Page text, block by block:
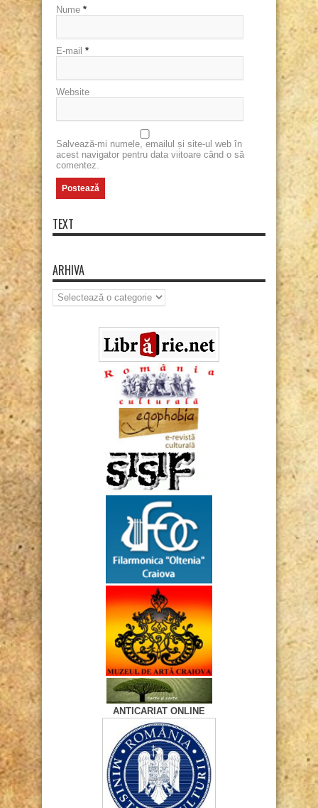
Nume *
E-mail *
Website
Salvează-mi numele, emailul și site-ul web în
acest navigator pentru data viitoare când o să
comentez.
TEXT
ARHIVA
Arhiva
ANTICARIAT ONLINE